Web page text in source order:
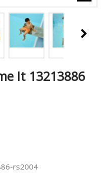
It 13213886
rs2004